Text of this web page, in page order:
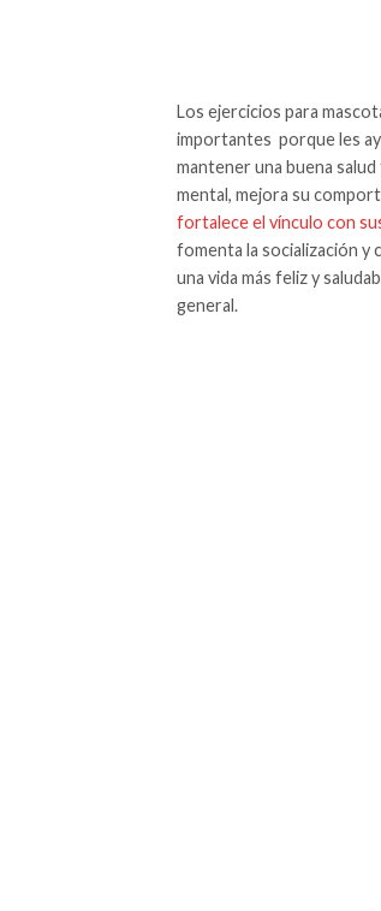
Los ejercicios para
importantes porque les
mantener una buena salud
mental, mejora su
fortalece el vínculo con
fomenta la socialización y
una vida más feliz y
general.